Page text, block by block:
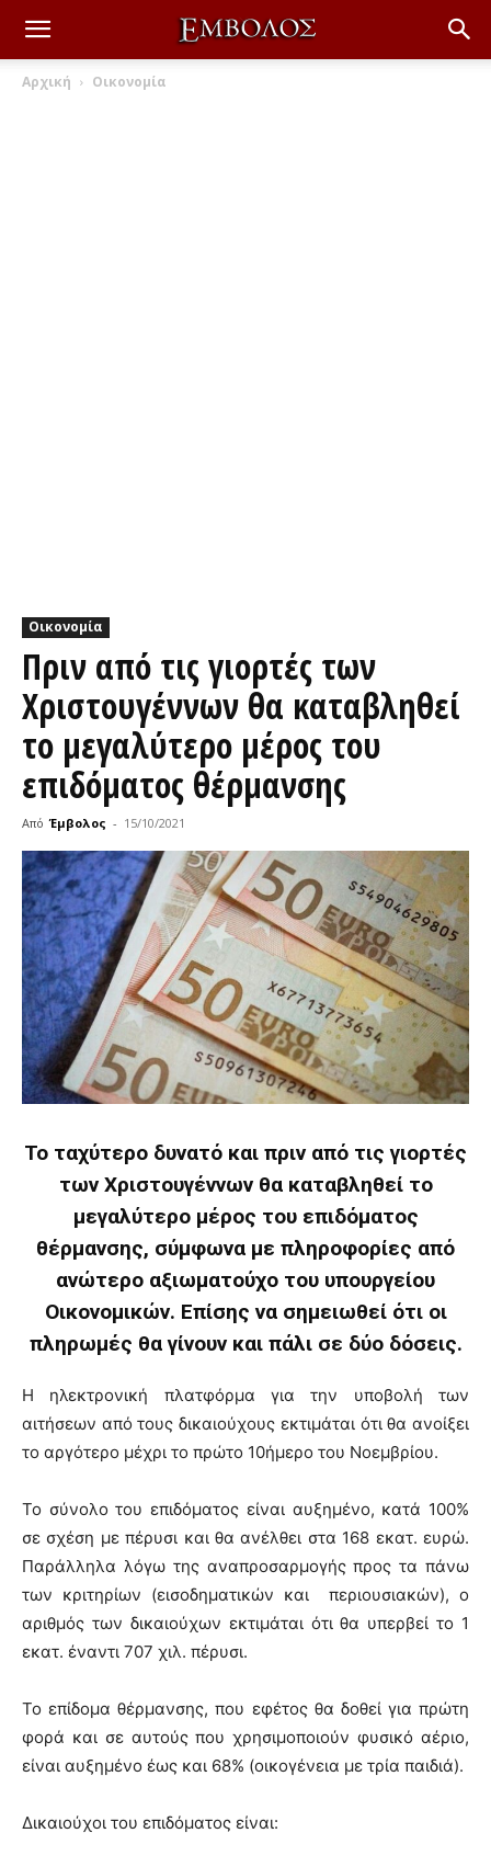
Αρχική Οικονομία
Οικονομία
Πριν από τις γιορτές των
Χριστουγέννων θα καταβληθεί
το μεγαλύτερο μέρος του
επιδόματος θέρμανσης
Από Έμβολος - 15/10/2021
Το ταχύτερο δυνατό και πριν από τις γιορτές
των Χριστουγέννων θα καταβληθεί το
μεγαλύτερο μέρος του επιδόματος
θέρμανσης, σύμφωνα με πληροφορίες από
ανώτερο αξιωματούχο του υπουργείου
Οικονομικών. Επίσης να σημειωθεί ότι οι
πληρωμές θα γίνουν και πάλι σε δύο δόσεις.
Η ηλεκτρονική πλατφόρμα για την υποβολή των
αιτήσεων από τους δικαιούχους εκτιμάται ότι θα ανοίξει
το αργότερο μέχρι το πρώτο 10ήμερο του Νοεμβρίου.
Το σύνολο του επιδόματος είναι αυξημένο, κατά 100%
σε σχέση με πέρυσι και θα ανέλθει στα 168 εκατ. ευρώ.
Παράλληλα λόγω της αναπροσαρμογής προς τα πάνω
των κριτηρίων (εισοδηματικών και περιουσιακών), ο
αριθμός των δικαιούχων εκτιμάται ότι θα υπερβεί το 1
εκατ. έναντι 707 χιλ. πέρυσι.
Το επίδομα θέρμανσης, που εφέτος θα δοθεί για πρώτη
φορά και σε αυτούς που χρησιμοποιούν φυσικό αέριο,
είναι αυξημένο έως και 68% (οικογένεια με τρία παιδιά).
Δικαιούχοι του επιδόματος είναι: